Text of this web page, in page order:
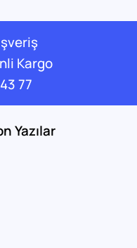
Kargo
77
Yazılar